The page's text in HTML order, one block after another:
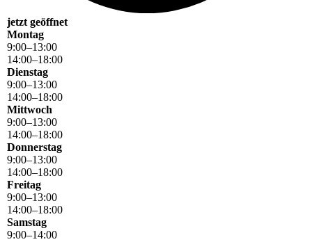
jetzt geöffnet
Montag
9:00–13:00
14:00–18:00
Dienstag
9:00–13:00
14:00–18:00
Mittwoch
9:00–13:00
14:00–18:00
Donnerstag
9:00–13:00
14:00–18:00
Freitag
9:00–13:00
14:00–18:00
Samstag
9:00–14:00